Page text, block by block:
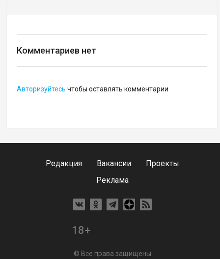
Комментариев нет
Авторизуйтесь чтобы оставлять комментарии
Редакция Вакансии
Проекты
Реклама
18+
© Все права защищены